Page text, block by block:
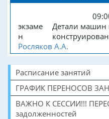
экзаме
н
Детали машин
Росляков А.А.
Расписание занятий
ГРАФИК ПЕРЕНОСОВ
ВАЖНО К СЕССИИ!!!
задолженностей